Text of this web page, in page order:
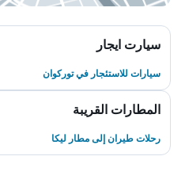
سيارت ايجار
سيارات للاستئجار في توركوان
المطارات القريبة
رحلات طيران إلى مطار ليكا